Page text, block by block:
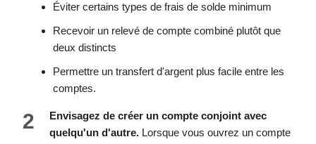
Éviter certains types de frais de solde minimum
Recevoir un relevé de compte combiné plutôt que
deux distincts
Permettre un transfert d'argent plus facile entre les
comptes.
2
Envisagez de créer un compte conjoint avec
quelqu'un d'autre. Lorsque vous ouvrez un compte